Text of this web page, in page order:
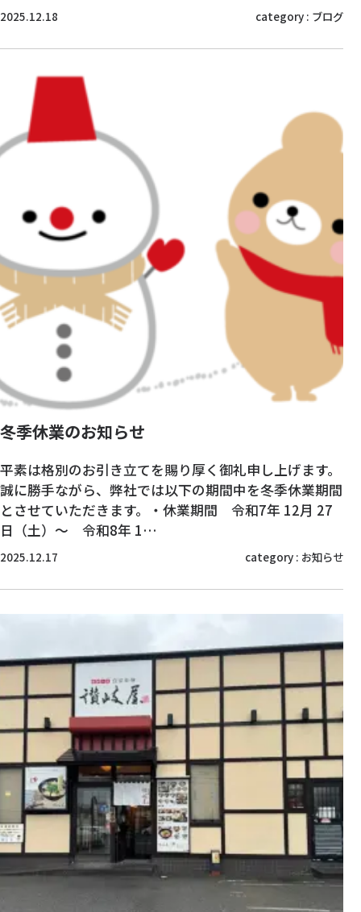
2025.12.18 category : ブログ
冬季休業のお知らせ
平素は格別のお引き立てを賜り厚く御礼申し上げます。
誠に勝手ながら、弊社では以下の期間中を冬季休業期間
とさせていただきます。・休業期間 令和7年 12月 27
日（土）～ 令和8年 1…
2025.12.17 category : お知らせ